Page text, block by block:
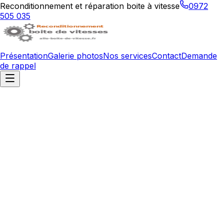
Reconditionnement et réparation boite à vitesse
0972
505 035
PrésentationGalerie photosNos servicesContactDemande
de rappel